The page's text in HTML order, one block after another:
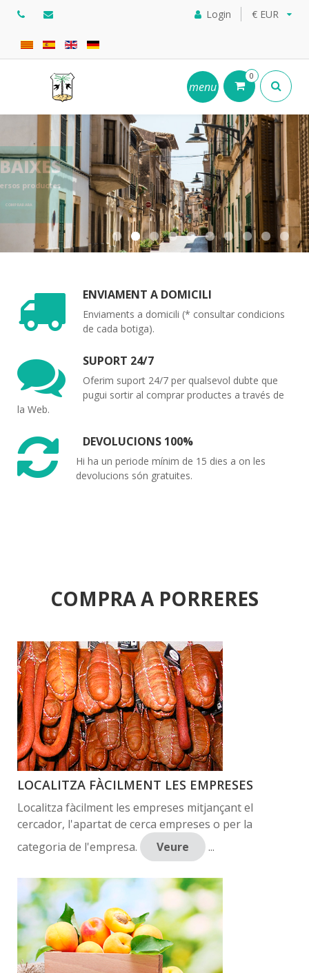
Login € EUR
menu
0
REBAIXES
en Diversos productes
COMPRAR ARA
ENVIAMENT A DOMICILI
Enviaments a domicili (* consultar condicions
de cada botiga).
SUPORT 24/7
Oferim suport 24/7 per qualsevol dubte que
pugui sortir al comprar productes a través de
la Web.
DEVOLUCIONS 100%
Hi ha un periode mínim de 15 dies a on les
devolucions són gratuites.
COMPRA A PORRERES
LOCALITZA FÀCILMENT LES EMPRESES
Localitza fàcilment les empreses mitjançant el
cercador, l'apartat de cerca empreses o per la
categoria de l'empresa.
Veure ...